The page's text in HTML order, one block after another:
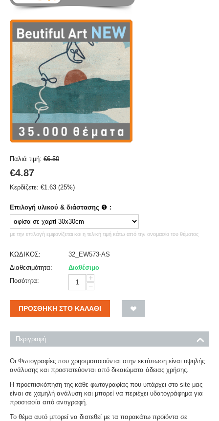
Παλιά τιμή: €6.50
€4.87
Κερδίζετε: €1.63 (25%)
Επιλογή υλικού & διάστασης :
με την επιλογή εμφανίζεται και η τελική τιμή κάτω από την ονομασία του θέματος
ΚΩΔΙΚΟΣ:
32_EW573-AS
Διαθεσιμότητα:
Διαθέσιμο
Ποσότητα:
+
−
ΠΡΟΣΘΉΚΗ ΣΤΟ ΚΑΛΆΘΙ
Περιγραφή
Οι Φωτογραφίες που χρησιμοποιούνται στην εκτύπωση είναι υψηλής
ανάλυσης και προστατεύονται από δικαιώματα άδειας χρήσης.
Η προεπισκόπηση της κάθε φωτογραφίας που υπάρχει στο site μας
είναι σε χαμηλή ανάλυση και μπορεί να περιέχει υδατογράφημα για
προστασία από αντιγραφή.
Το θέμα αυτό μπορεί να διατεθεί με τα παρακάτω προϊόντα σε